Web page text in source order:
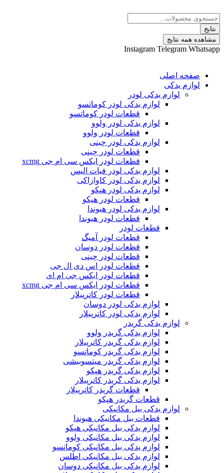
نتایج
Instagram Telegram
اصلی
یدکی
لوازم یدکی لودر
لوازم یدکی لودر کوماتسو
قطعات لودر کوماتسو
لوازم یدکی لودر ولوو
قطعات لودر ولوو
لوازم یدکی لودر چینی
قطعات لودر چینی
قطعات لودر ایکس سی ام جی xcmg
لوازم یدکی لودر فیات الیس
لوازم یدکی لودر کاوازاکی
لوازم یدکی لودر هپکو
قطعات لودر هپکو
لوازم یدکی لودر هیوندا
قطعات لودر هیوندا
قطعات لودر
قطعات لودر آمیگ
قطعات لودر دوسان
قطعات لودر چینی
قطعات لودر اس دی ال جی
قطعات لودر ایکس جی ام ای
قطعات لودر ایکس سی ام جی xcmg
قطعات لودر کاترپیلار
لوازم یدکی لودر دوسان
لوازم یدکی لودر کاترپیلار
لوازم یدکی گریدر
لوازم یدکی گریدر ولوو
لوازم یدکی گریدر کاترپیلار
لوازم یدکی گریدر کوماتسو
لوازم یدکی گریدر میتسوبیشی
لوازم یدکی گریدر هپکو
لوازم یدکی گریدر کاترپیلار
قطعات گریدر کاترپیلار
قطعات گریدر هپکو
لوازم یدکی بیل مکانیکی
قطعات بیل مکانیکی هیوندا
لوازم یدکی بیل مکانیکی هپکو
لوازم یدکی بیل مکانیکی ولوو
لوازم یدکی بیل مکانیکی کوماتسو
لوازم یدکی بیل مکانیکی اطلس
لوازم یدکی بیل مکانیکی دوسان